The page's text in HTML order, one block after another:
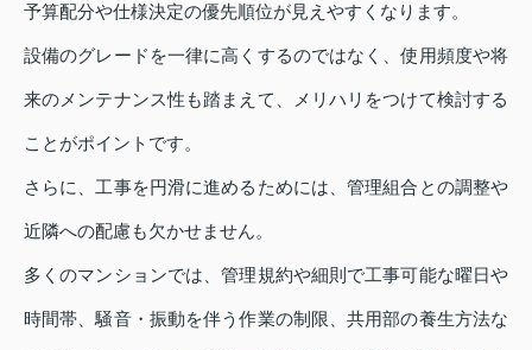
予算配分や仕様決定の優先順位が見えやすくなります。
設備のグレードを一律に高くするのではなく、使用頻度や将
来のメンテナンス性も踏まえて、メリハリをつけて検討する
ことがポイントです。
さらに、工事を円滑に進めるためには、管理組合との調整や
近隣への配慮も欠かせません。
多くのマンションでは、管理規約や細則で工事可能な曜日や
時間帯、騒音・振動を伴う作業の制限、共用部の養生方法な